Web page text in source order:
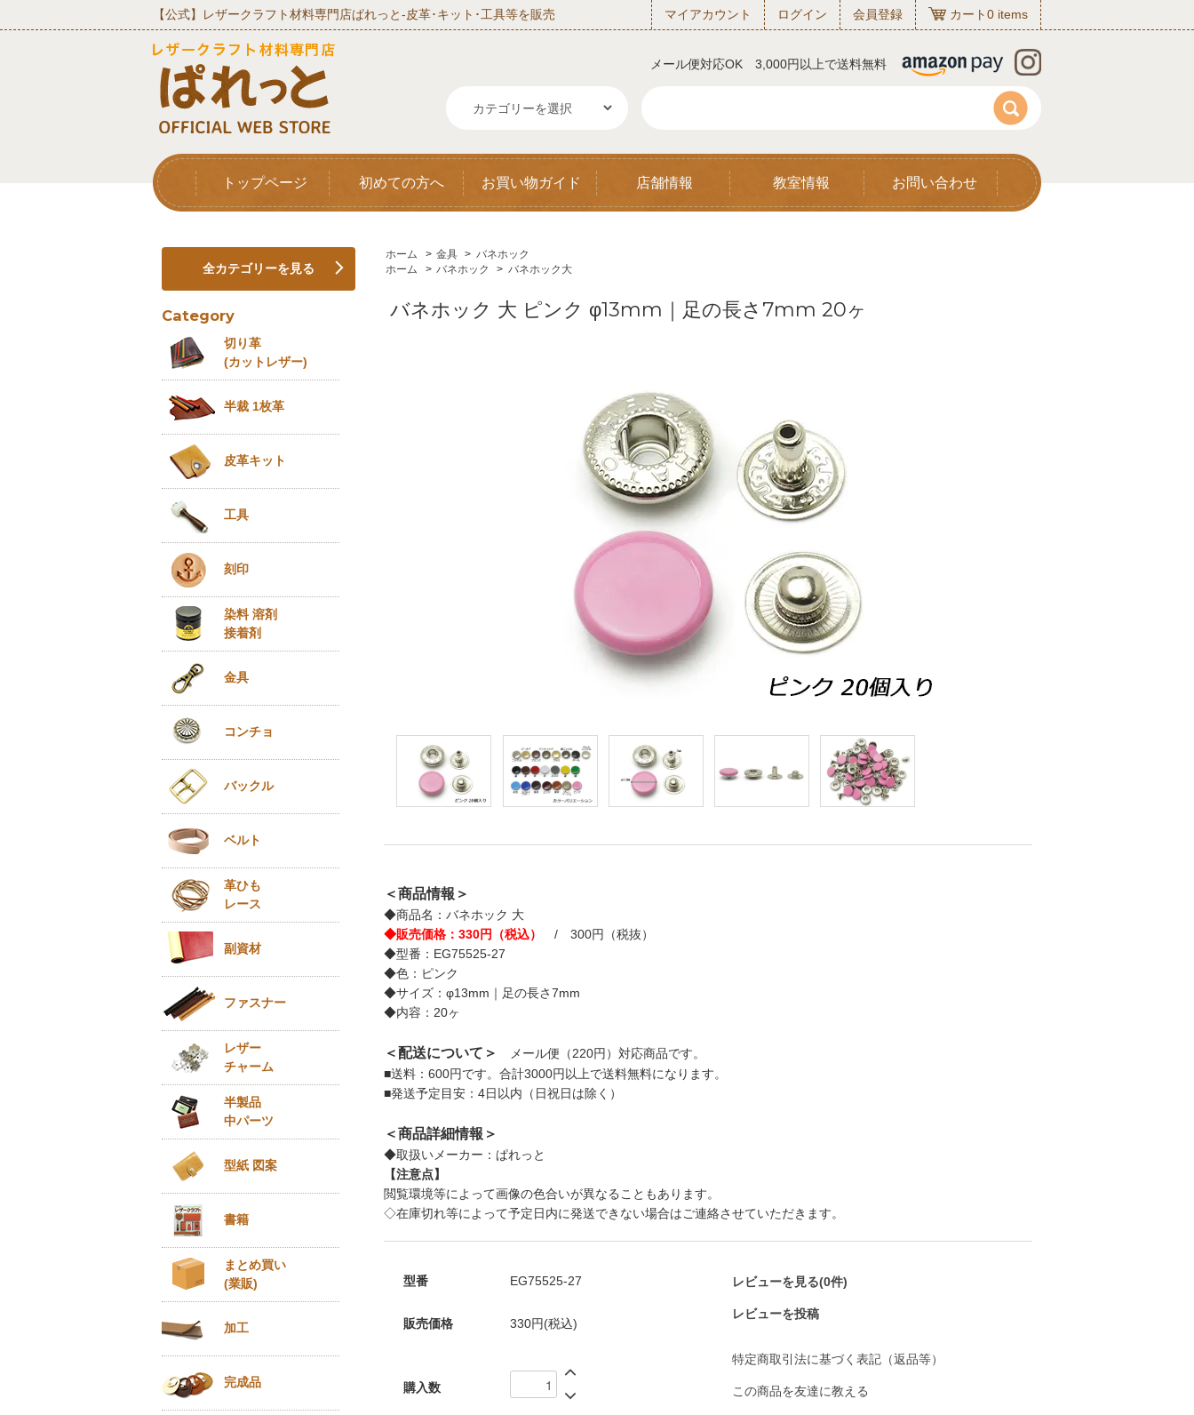
【公式】レザークラフト材料専門店ぱれっと‐皮革･キット･工具等を販売 マイアカウント ログイン 会員登録 カート0 items
メール便対応OK 3,000円以上で送料無料
トップページ 初めての方へ お買い物ガイド 店舗情報 教室情報 お問い合わせ
ホーム > 金具 > バネホック
ホーム
> バネホック > バネホック大
バネホック 大 ピンク φ13mm｜足の長さ7mm 20ヶ
＜商品情報＞
◆商品名：バネホック 大
◆販売価格：330円（税込）
/ 300円（税抜）
◆型番：EG75525-27
◆色：ピンク
◆サイズ：φ13mm｜足の長さ7mm
◆内容：20ヶ
＜配送について＞
メール便（220円）対応商品です。
■送料：600円です。合計3000円以上で送料無料になります。
■発送予定目安：4日以内（日祝日は除く）
＜商品詳細情報＞
◆取扱いメーカー：ぱれっと
【注意点】
閲覧環境等によって画像の色合いが異なることもあります。
◇在庫切れ等によって予定日内に発送できない場合はご連絡させていただきます。
型番 EG75525-27
販売価格 330円(税込)
購入数
レビューを見る(0件)
レビューを投稿
特定商取引法に基づく表記（返品等）
この商品を友達に教える
全カテゴリーを見る
Category
切り革
(カットレザー)
半裁 1枚革
皮革キット
工具
刻印
染料 溶剤
接着剤
金具
コンチョ
バックル
ベルト
革ひも
レース
副資材
ファスナー
レザー
チャーム
半製品
中パーツ
型紙 図案
書籍
まとめ買い
(業販)
加工
完成品